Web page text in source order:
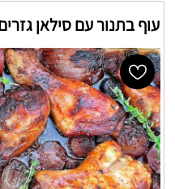
עוף בתנור עם סילאן